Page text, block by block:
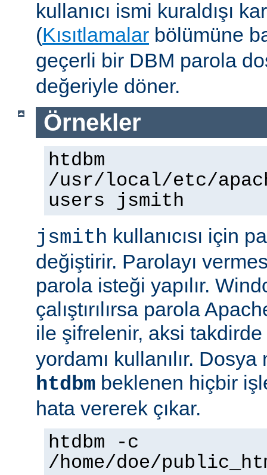
kullanıcı ismi kuraldışı
(Kısıtlamalar bölümüne
geçerli bir DBM parola
değeriyle döner.
Örnekler
htdbm
/usr/local/etc/
users jsmith
jsmith kullanıcısı için
değiştirir. Parolayı
parola isteği yapılır.
çalıştırılırsa parola
ile şifrelenir, aksi
yordamı kullanılır.
htdbm beklenen hiçbir
hata vererek çıkar.
htdbm -c
/home/doe/